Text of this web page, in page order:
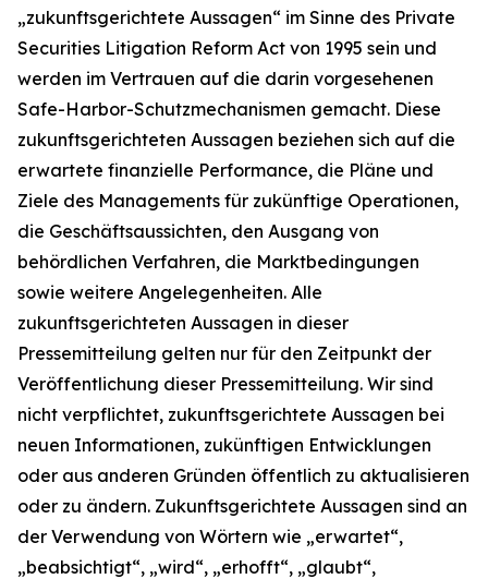
„zukunftsgerichtete Aussagen“ im Sinne des Private
Securities Litigation Reform Act von 1995 sein und
werden im Vertrauen auf die darin vorgesehenen
Safe-Harbor-Schutzmechanismen gemacht. Diese
zukunftsgerichteten Aussagen beziehen sich auf die
erwartete finanzielle Performance, die Pläne und
Ziele des Managements für zukünftige Operationen,
die Geschäftsaussichten, den Ausgang von
behördlichen Verfahren, die Marktbedingungen
sowie weitere Angelegenheiten. Alle
zukunftsgerichteten Aussagen in dieser
Pressemitteilung gelten nur für den Zeitpunkt der
Veröffentlichung dieser Pressemitteilung. Wir sind
nicht verpflichtet, zukunftsgerichtete Aussagen bei
neuen Informationen, zukünftigen Entwicklungen
oder aus anderen Gründen öffentlich zu aktualisieren
oder zu ändern. Zukunftsgerichtete Aussagen sind an
der Verwendung von Wörtern wie „erwartet“,
„beabsichtigt“, „wird“, „erhofft“, „glaubt“,